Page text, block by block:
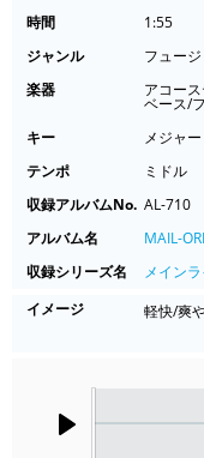
時間
1:55
ジャンル
フュー
楽器
アコー
ベース/
キー
メジャ
テンポ
ミドル
収録アルバムNo. AL-710
アルバム名
MAIL-
収録シリーズ名
メイン
イメージ
軽快/爽